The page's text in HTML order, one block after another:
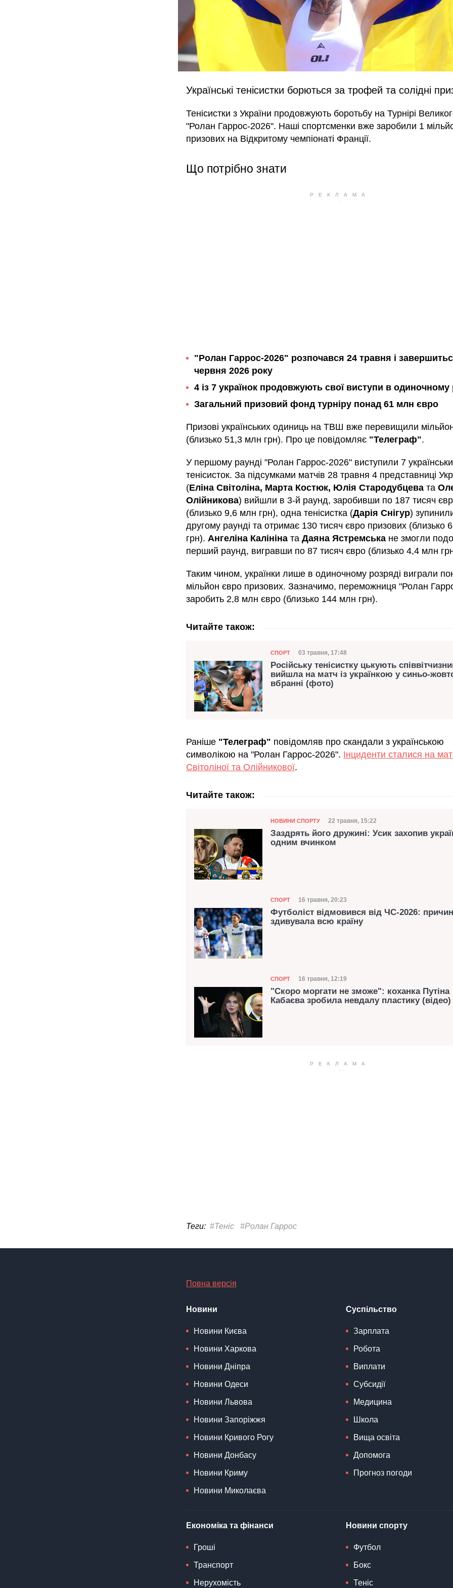
Українські тенісистки борються за трофей та солідні
Тенісистки з України продовжують боротьбу на Турнірі
"Ролан Гаррос-2026". Наші спортсменки вже заробили 1
призових на Відкритому чемпіонаті Франції.
Що потрібно знати
"Ролан Гаррос-2026" розпочався 24 травня і
червня 2026 року
4 із 7 українок продовжують свої виступи в одиночному
Загальний призовий фонд турніру понад 61 млн євро
Призові українських одиниць на ТВШ вже перевищили
(близько 51,3 млн грн). Про це повідомляє "Телеграф".
У першому раунді "Ролан Гаррос-2026" виступили 7
тенісисток. За підсумками матчів 28 травня 4 представниці
(Еліна Світоліна, Марта Костюк, Юлія Стародубцева та
Олійникова) вийшли в 3-й раунд, заробивши по 187 тисяч
(близько 9,6 млн грн), одна тенісистка (Дарія Снігур)
другому раунді та отримає 130 тисяч євро призових (близько
грн). Ангеліна Калініна та Даяна Ястремська не змогли
перший раунд, вигравши по 87 тисяч євро (близько 4,4 млн
Таким чином, українки лише в одиночному розряді виграли
мільйон євро призових. Зазначимо, переможниця "Ролан
заробить 2,8 млн євро (близько 144 млн грн).
Читайте також:
Категорія
СПОРТ Дата публікації
03 травня, 17:48
Російську тенісистку цькують
вийшла на матч із українкою у синьо-
вбранні (фото)
Раніше "Телеграф" повідомляв про скандали з українською
символікою на "Ролан Гаррос-2026". Інциденти сталися на
Світоліної та Олійникової.
Читайте також:
Категорія
НОВИНИ СПОРТУ Дата публікації
22 травня, 15:22
Заздрять його дружині: Усик захопив
одним вчинком
Категорія
СПОРТ Дата публікації
16 травня, 20:23
Футболіст відмовився від ЧС-2026:
здивувала всю країну
Категорія
СПОРТ Дата публікації
16 травня, 12:19
"Скоро моргати не зможе": коханка Путіна
Кабаєва зробила невдалу пластику (відео)
Теги: #Теніс #Ролан Гаррос
Повна версія
Новини
Новини Києва
Новини Харкова
Новини Дніпра
Новини Одеси
Новини Львова
Новини Запоріжжя
Новини Кривого Рогу
Новини Донбасу
Новини Криму
Новини Миколаєва
Суспільство
Зарплата
Робота
Виплати
Субсидії
Медицина
Школа
Вища освіта
Допомога
Прогноз погоди
Економіка та фінанси
Гроші
Транспорт
Нерухомість
Новини спорту
Футбол
Бокс
Теніс